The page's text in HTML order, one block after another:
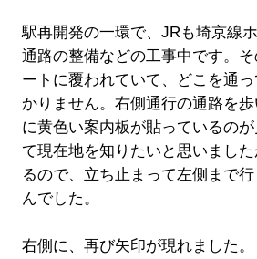
駅再開発の一環で、JRも埼京線
通路の整備などの工事中です。
ートに覆われていて、どこを通
かりません。右側通行の通路を
に黄色い案内板が貼っているの
て現在地を知りたいと思いまし
るので、立ち止まって左側まで
んでした。
右側に、再び矢印が現れました